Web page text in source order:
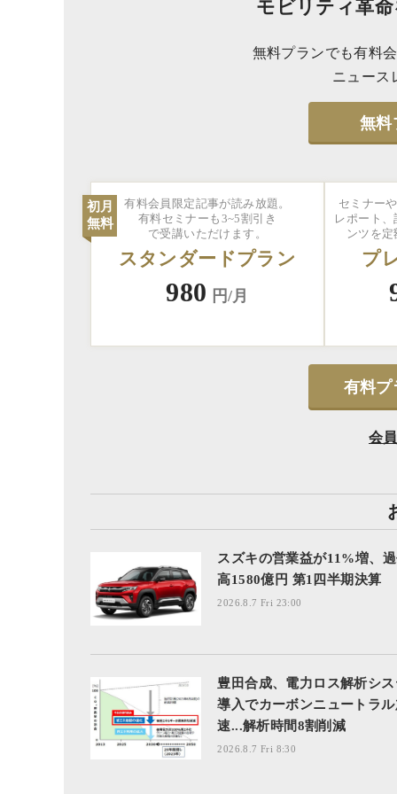
モビリティ革
無料プランでも有料
ニュース
無料
有料会員限定記事が読み放題。
有料セミナーも3~5割引き
で受講いただけます。
初月
無料
スタンダードプラン
980 円/月
セミナー
レポート
ンツを
プ
有料プ
会
スズキの営業益が11%増、
高1580億円 第1四半期決算
2026.8.7 Fri 23:00
豊田合成、電力ロス解析シ
導入でカーボンニュートラ
速...解析時間8割削減
2026.8.7 Fri 8:30